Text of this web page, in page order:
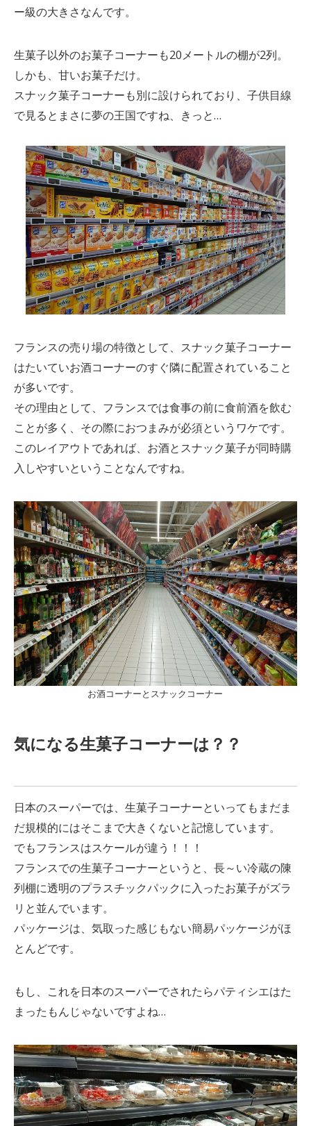
ー級の大きさなんです。
生菓子以外のお菓子コーナーも20メートルの棚が2列。
しかも、甘いお菓子だけ。
スナック菓子コーナーも別に設けられており、子供目線
で見るとまさに夢の王国ですね、きっと…
フランスの売り場の特徴として、スナック菓子コーナー
はたいていお酒コーナーのすぐ隣に配置されていること
が多いです。
その理由として、フランスでは食事の前に食前酒を飲む
ことが多く、その際におつまみが必須というワケです。
このレイアウトであれば、お酒とスナック菓子が同時購
入しやすいということなんですね。
お酒コーナーとスナックコーナー
気になる生菓子コーナーは？？
日本のスーパーでは、生菓子コーナーといってもまだま
だ規模的にはそこまで大きくないと記憶しています。
でもフランスはスケールが違う！！！
フランスでの生菓子コーナーというと、長～い冷蔵の陳
列棚に透明のプラスチックパックに入ったお菓子がズラ
リと並んでいます。
パッケージは、気取った感じもない簡易パッケージがほ
とんどです。
もし、これを日本のスーパーでされたらパティシエはた
まったもんじゃないですよね…